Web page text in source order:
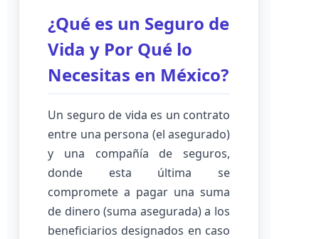
¿Qué es un Seguro de
Vida y Por Qué lo
Necesitas en México?
Un seguro de vida es un contrato
entre una persona (el asegurado)
y una compañía de seguros,
donde esta última se
compromete a pagar una suma
de dinero (suma asegurada) a los
beneficiarios designados en caso